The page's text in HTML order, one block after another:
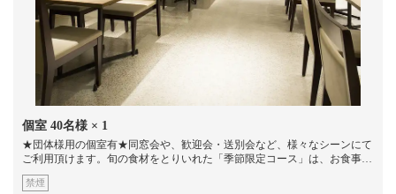
個室 40名様 × 1
★団体様用の個室有★同窓会や、歓迎会・送別会など、様々なシーンにて
ご利用頂けます。旬の食材をとりいれた「季節限定コース」は、お食事の
みで、4,000円（税サ込）～ご予算に応じてご用意しております。お気軽
にお問合せください。4名様×4席、6名様×4席
禁煙